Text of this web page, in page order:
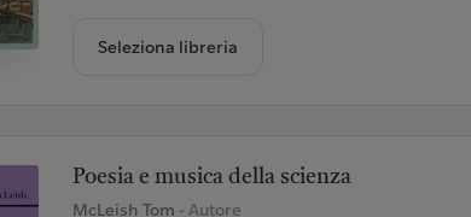
Seleziona libreria
Poesia e musica della scienza
McLeish Tom - Autore